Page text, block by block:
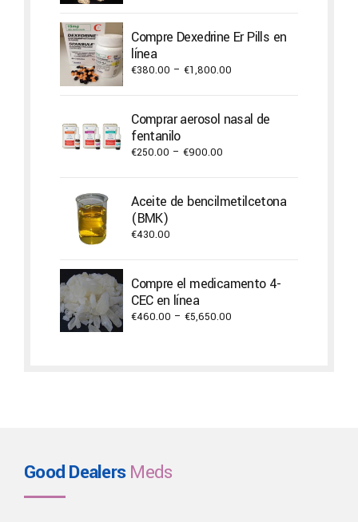
through
Compre Dexedrine Er Pills en
línea
€380.00 – €1,800.00
through
Comprar aerosol nasal de
fentanilo
€250.00 – €900.00
through
Aceite de bencilmetilcetona
(BMK)
€430.00
Compre el medicamento 4-
CEC en línea
€460.00 – €5,650.00
Good DealersMeds